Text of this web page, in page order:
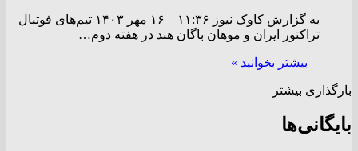
به گزارش کاوک نیوز ۱۱:۳۶ – ۱۶ مهر ۱۴۰۳ تیم‌های فوتبال
تراکتور ایران و موهان باگان هند در هفته دوم…
بیشتر بخوانید »
بارگذاری بیشتر
بایگانی‌ها